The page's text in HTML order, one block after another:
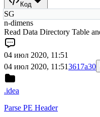
Код
SG
n-dimens
Read Data Directory Table
04 июл 2020, 11:51
04 июл 2020, 11:513617a30
.idea
Parse PE Header